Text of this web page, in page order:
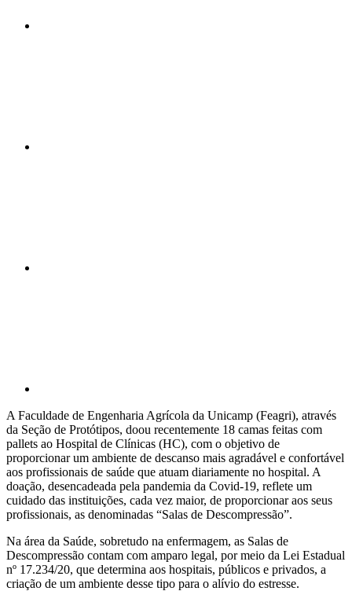
A Faculdade de Engenharia Agrícola da Unicamp (Feagri), através
da Seção de Protótipos, doou recentemente 18 camas feitas com
pallets ao Hospital de Clínicas (HC), com o objetivo de
proporcionar um ambiente de descanso mais agradável e confortável
aos profissionais de saúde que atuam diariamente no hospital. A
doação, desencadeada pela pandemia da Covid-19, reflete um
cuidado das instituições, cada vez maior, de proporcionar aos seus
profissionais, as denominadas “Salas de Descompressão”.
Na área da Saúde, sobretudo na enfermagem, as Salas de
Descompressão contam com amparo legal, por meio da Lei Estadual
nº 17.234/20, que determina aos hospitais, públicos e privados, a
criação de um ambiente desse tipo para o alívio do estresse.